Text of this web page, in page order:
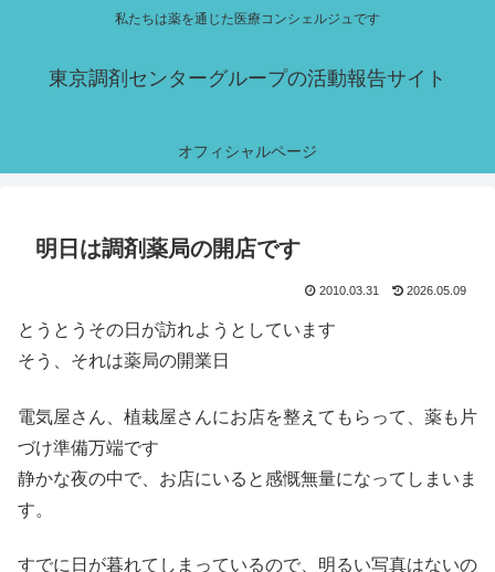
私たちは薬を通じた医療コンシェルジュです
東京調剤センターグループの活動報告サイト
オフィシャルページ
明日は調剤薬局の開店です
2010.03.31 2026.05.09
とうとうその日が訪れようとしています
そう、それは薬局の開業日
電気屋さん、植栽屋さんにお店を整えてもらって、薬も片
づけ準備万端です
静かな夜の中で、お店にいると感慨無量になってしまいま
す。
すでに日が暮れてしまっているので、明るい写真はないの